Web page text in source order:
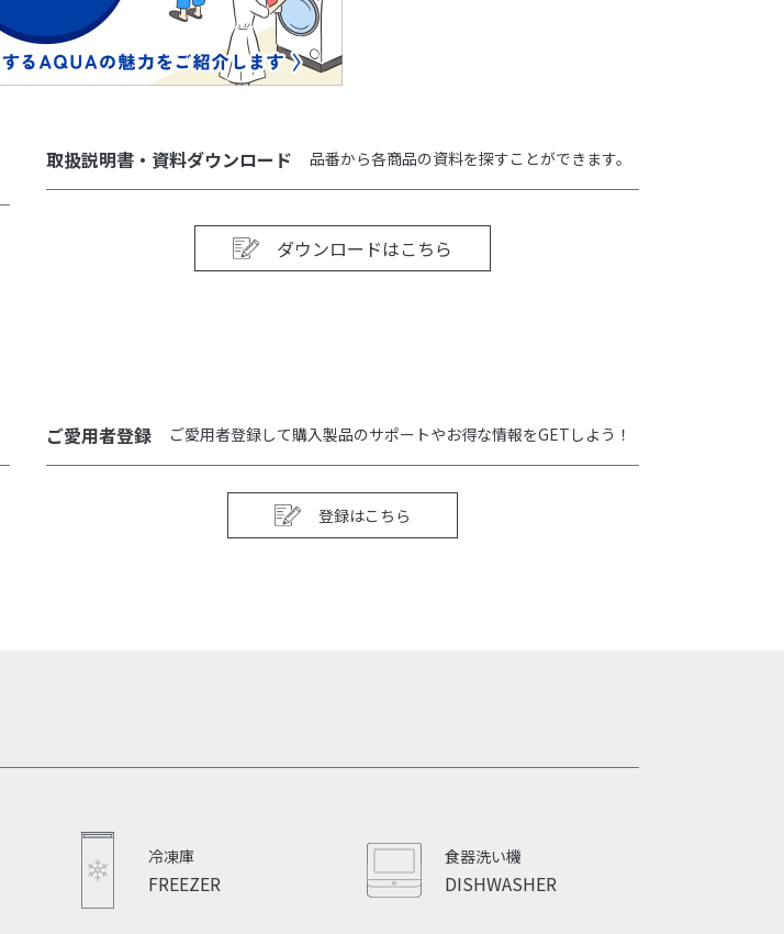
取扱説明書・資料ダウンロード 品番から各商品の資料を探すことができます。
ダウンロードはこちら
ご愛用者登録 ご愛用者登録して購入製品のサポートやお得な情報をGETしよう！
登録はこちら
FREEZER
冷凍庫
DISHWASHER
食器洗い機